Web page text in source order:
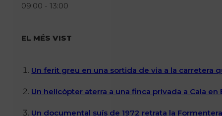
09:00 - 13:00
EL MÉS VIST
Un ferit greu en una sortida de via a la carretera
Un helicòpter aterra a una finca privada a Cala
Un documental suís de 1972 retrata la